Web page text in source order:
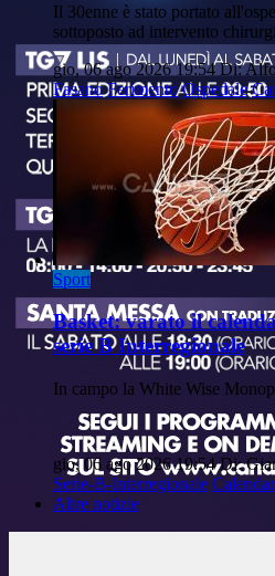
Il 30enne è stato portato
sottoposto ad intervento
gio, 06 ago 2026 19:54 Di:
Fasano Ferimento Ospedale
Sport
Basket: varato il
serie B Interregionale
In campo la White Wise
gio, 06 ago 2026 19:54 Di:
Serie-B-Interregionale
Altre notizie